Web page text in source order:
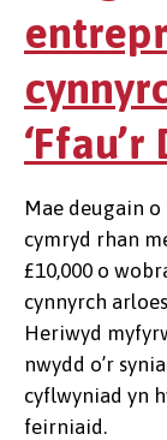
‘Ffau’r
Mae deugain
cymryd rhan
£10,000 o
cynnyrch
Heriwyd
nwydd o’r
cyflwyniad yn
feirniaid.